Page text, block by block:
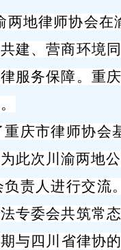
两地律师协会在
建、营商环境
服务保障。 重
。
重庆市律师协会
此次川渝两地
负责人进行交流
专委会共筑常
与四川省律协